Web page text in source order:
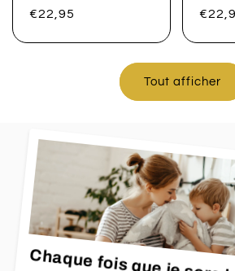
Prix
€22,95
Prix
Tout afficher